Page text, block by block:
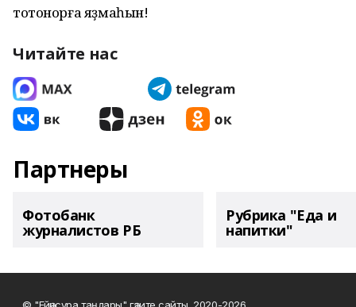
тотонорға яҙмаһын!
Читайте нас
Партнеры
Фотобанк
журналистов РБ
Рубрика "Еда и
напитки"